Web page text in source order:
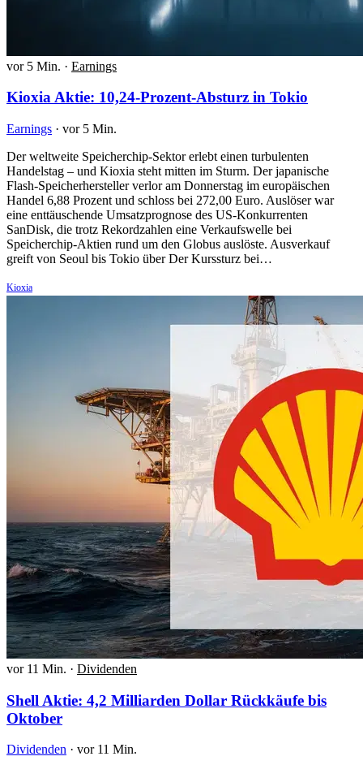
vor 5 Min. · Earnings
Kioxia Aktie: 10,24-Prozent-Absturz in Tokio
Earnings · vor 5 Min.
Der weltweite Speicherchip-Sektor erlebt einen turbulenten
Handelstag – und Kioxia steht mitten im Sturm. Der japanische
Flash-Speicherhersteller verlor am Donnerstag im europäischen
Handel 6,88 Prozent und schloss bei 272,00 Euro. Auslöser war
eine enttäuschende Umsatzprognose des US-Konkurrenten
SanDisk, die trotz Rekordzahlen eine Verkaufswelle bei
Speicherchip-Aktien rund um den Globus auslöste. Ausverkauf
greift von Seoul bis Tokio über Der Kurssturz bei…
Kioxia
vor 11 Min. · Dividenden
Shell Aktie: 4,2 Milliarden Dollar Rückkäufe bis
Oktober
Dividenden · vor 11 Min.